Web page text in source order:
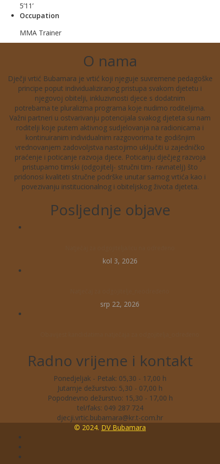
5’11’
Occupation
MMA Trainer
O nama
Dječji vrtić Bubamara je vrtić koji njeguje suvremene pedagoške
principe poput individualiziranog pristupa svakom djetetu i
njegovoj obitelji, inkluzivnosti djece s dodatnim
potrebama te pluralizma programa koje nudimo roditeljima.
Važni partneri u ostvarivanju potencijala svakog djeteta su nam
roditelji koje putem aktivnog sudjelovanja na radionicama i
kontinuiranim individualnim razgovorima te godišnjim
vrednovanjem zadovoljstva nastojimo uključiti u zajedničko
praćenje i poticanje razvoja djece. Poticanju dječjeg razvoja
pristupamo timski (odgojitelj- stručni tim- ravnatelj) što
pridonosi kvaliteti stručne podrške unutar samog vrtića kao i
povezivanju institucionalnog i obiteljskog života djeteta.
Posljednje objave
kol 3, 2026
srp 22, 2026
Radno vrijeme i kontakt
Ponedjeljak - Petak: 05,30 - 17,00 h
Jutarnje dežurstvo: 5,30 - 07,00 h
Popodnevno dežurstvo: 15,30 - 17,00 h
tel/faks: 049 287 724
© 2024. DV Bubamara